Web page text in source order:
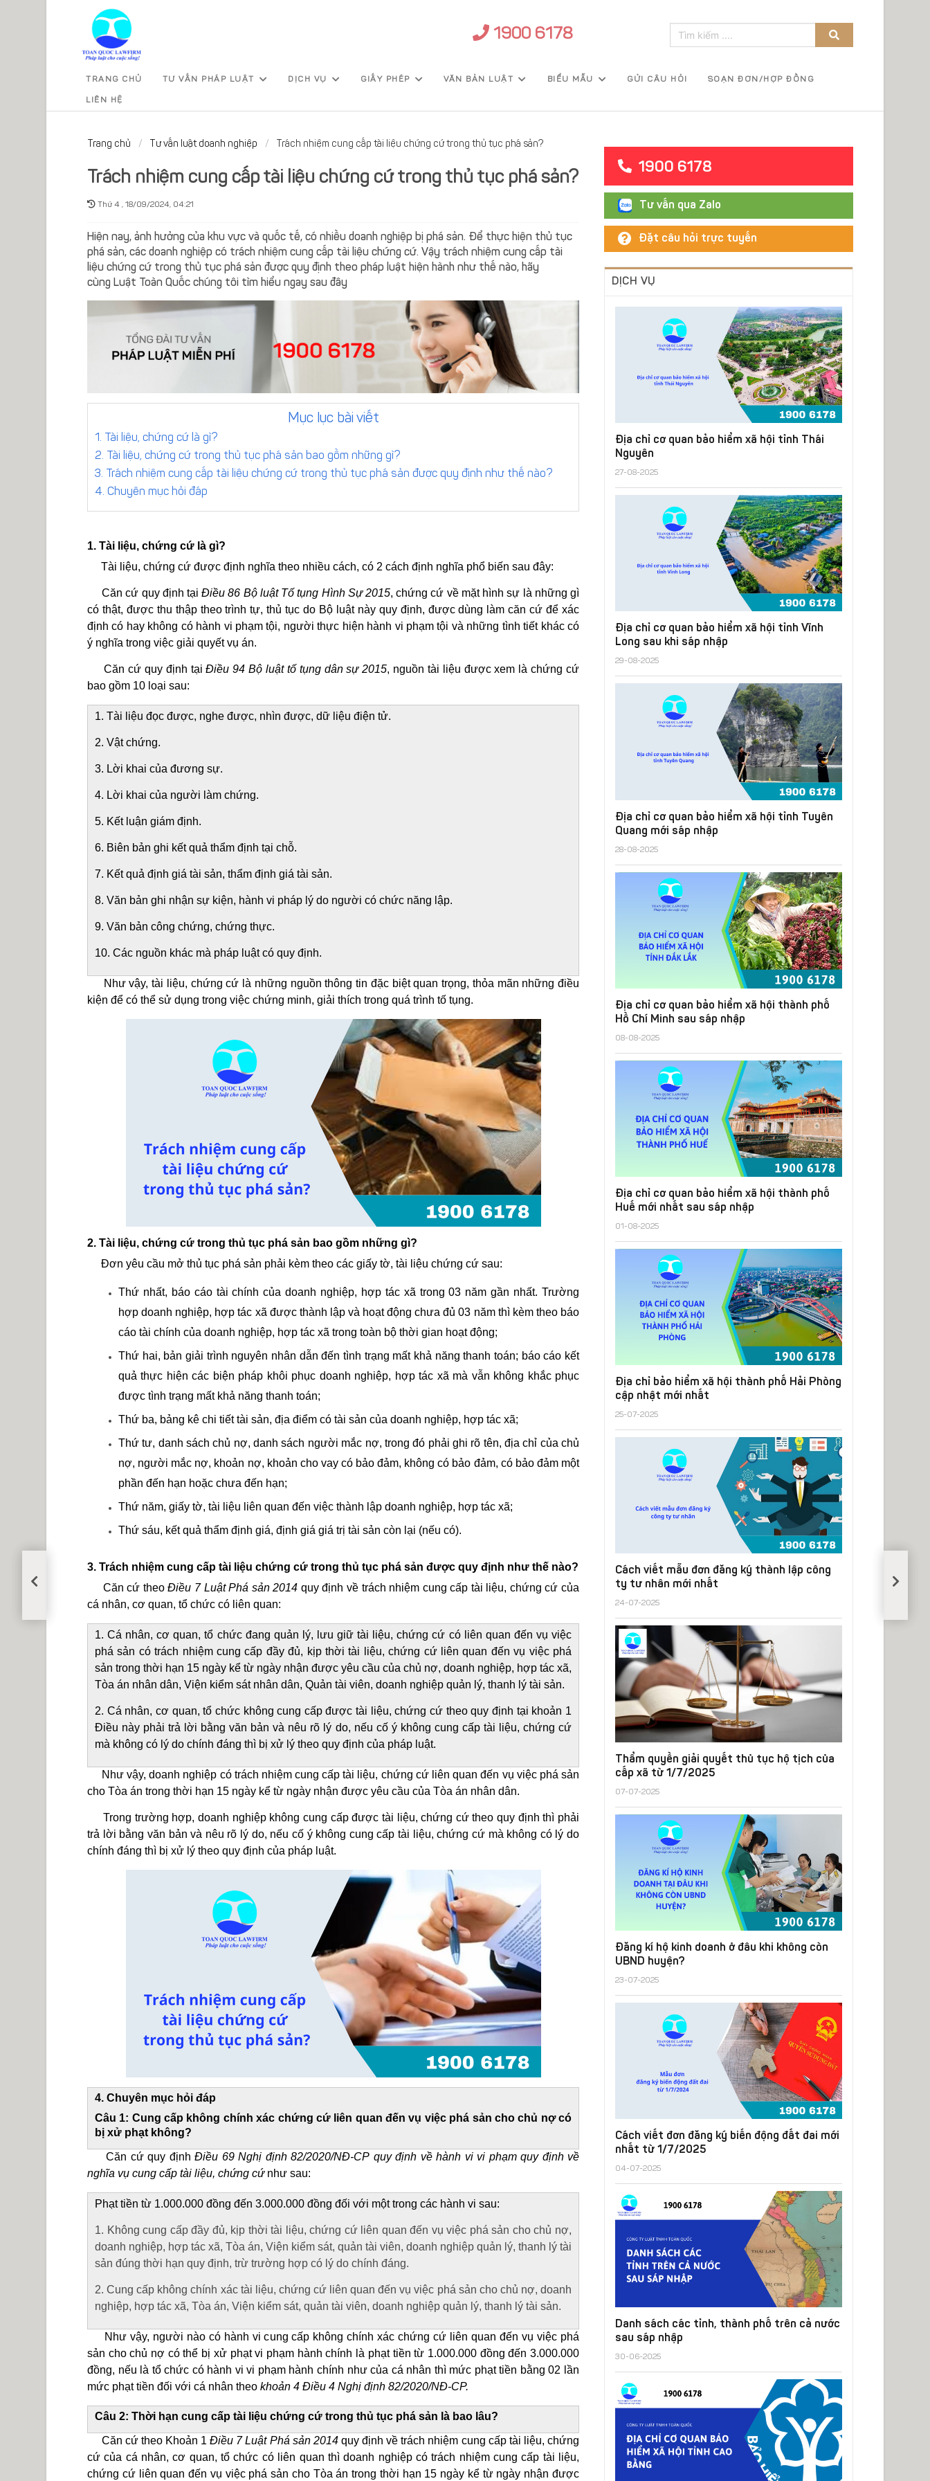
1900 6178
TRANG CHỦ TƯ VẤN PHÁP LUẬT DỊCH VỤ GIẤY PHÉP VĂN BẢN LUẬT BIỂU MẪU GỬI CÂU HỎI SOẠN ĐƠN/HỢP ĐỒNG
LIÊN HỆ
Trang chủ Tư vấn luật doanh nghiệp Trách nhiệm cung cấp tài liệu chứng cứ trong thủ tục phá sản?
Trách nhiệm cung cấp tài liệu chứng cứ trong thủ tục phá sản?
Thứ 4 , 18/09/2024, 04:21
Hiện nay, ảnh hưởng của khu vực và quốc tế, có nhiều doanh nghiệp bị phá sản. Để thực hiện thủ tục
phá sản, các doanh nghiệp có trách nhiệm cung cấp tài liệu chứng cứ. Vậy trách nhiệm cung cấp tài
liệu chứng cứ trong thủ tục phá sản được quy định theo pháp luật hiện hành như thế nào, hãy
cùng Luật Toàn Quốc chúng tôi tìm hiểu ngay sau đây
Mục lục bài viết
1. Tài liệu, chứng cứ là gì?
2. Tài liệu, chứng cứ trong thủ tục phá sản bao gồm những gì?
3. Trách nhiệm cung cấp tài liệu chứng cứ trong thủ tục phá sản được quy định như thế nào?
4. Chuyên mục hỏi đáp
1. Tài liệu, chứng cứ là gì?
Tài liệu, chứng cứ được định nghĩa theo nhiều cách, có 2 cách định nghĩa phổ biến sau đây:
Căn cứ quy định tạiĐiều 86 Bộ luật Tố tụng Hình Sự 2015, chứng cứ về mặt hình sự là những gì
có thật, được thu thập theo trình tự, thủ tục do Bộ luật này quy định, được dùng làm căn cứ để xác
định có hay không có hành vi phạm tội, người thực hiện hành vi phạm tội và những tình tiết khác có
ý nghĩa trong việc giải quyết vụ án.
Căn cứ quy định tại Điều 94 Bộ luật tố tụng dân sự 2015, nguồn tài liệu được xem là chứng cứ
bao gồm 10 loại sau:
1. Tài liệu đọc được, nghe được, nhìn được, dữ liệu điện tử.
2. Vật chứng.
3. Lời khai của đương sự.
4. Lời khai của người làm chứng.
5. Kết luận giám định.
6. Biên bản ghi kết quả thẩm định tại chỗ.
7. Kết quả định giá tài sản, thẩm định giá tài sản.
8. Văn bản ghi nhận sự kiện, hành vi pháp lý do người có chức năng lập.
9. Văn bản công chứng, chứng thực.
10. Các nguồn khác mà pháp luật có quy định.
Như vậy, tài liệu, chứng cứ là những nguồn thông tin đặc biệt quan trọng, thỏa mãn những điều
kiện để có thể sử dụng trong việc chứng minh, giải thích trong quá trình tố tụng.
2. Tài liệu, chứng cứ trong thủ tục phá sản bao gồm những gì?
Đơn yêu cầu mở thủ tục phá sản phải kèm theo các giấy tờ, tài liệu chứng cứ sau:
Thứ nhất, báo cáo tài chính của doanh nghiệp, hợp tác xã trong 03 năm gần nhất. Trường
hợp doanh nghiệp, hợp tác xã được thành lập và hoạt động chưa đủ 03 năm thì kèm theo báo
cáo tài chính của doanh nghiệp, hợp tác xã trong toàn bộ thời gian hoạt động;
Thứ hai, bản giải trình nguyên nhân dẫn đến tình trạng mất khả năng thanh toán; báo cáo kết
quả thực hiện các biện pháp khôi phục doanh nghiệp, hợp tác xã mà vẫn không khắc phục
được tình trạng mất khả năng thanh toán;
Thứ ba, bảng kê chi tiết tài sản, địa điểm có tài sản của doanh nghiệp, hợp tác xã;
Thứ tư, danh sách chủ nợ, danh sách người mắc nợ, trong đó phải ghi rõ tên, địa chỉ của chủ
nợ, người mắc nợ, khoản nợ, khoản cho vay có bảo đảm, không có bảo đảm, có bảo đảm một
phần đến hạn hoặc chưa đến hạn;
Thứ năm, giấy tờ, tài liệu liên quan đến việc thành lập doanh nghiệp, hợp tác xã;
Thứ sáu, kết quả thẩm định giá, định giá giá trị tài sản còn lại (nếu có).
3. Trách nhiệm cung cấp tài liệu chứng cứ trong thủ tục phá sản được quy định như thế nào?
Căn cứ theoĐiều 7 Luật Phá sản 2014 quy định về trách nhiệm cung cấp tài liệu, chứng cứ của
cá nhân, cơ quan, tổ chức có liên quan:
1. Cá nhân, cơ quan, tổ chức đang quản lý, lưu giữ tài liệu, chứng cứ có liên quan đến vụ việc
phá sản có trách nhiệm cung cấp đầy đủ, kịp thời tài liệu, chứng cứ liên quan đến vụ việc phá
sản trong thời hạn 15 ngày kể từ ngày nhận được yêu cầu của chủ nợ, doanh nghiệp, hợp tác xã,
Tòa án nhân dân, Viện kiểm sát nhân dân, Quản tài viên, doanh nghiệp quản lý, thanh lý tài sản.
2. Cá nhân, cơ quan, tổ chức không cung cấp được tài liệu, chứng cứ theo quy định tại khoản 1
Điều này phải trả lời bằng văn bản và nêu rõ lý do, nếu cố ý không cung cấp tài liệu, chứng cứ
mà không có lý do chính đáng thì bị xử lý theo quy định của pháp luật.
Như vậy, doanh nghiệp có trách nhiệm cung cấp tài liệu, chứng cứ liên quan đến vụ việc phá sản
cho Tòa án trong thời hạn 15 ngày kể từ ngày nhận được yêu cầu của Tòa án nhân dân.
Trong trường hợp, doanh nghiệp không cung cấp được tài liệu, chứng cứ theo quy định thì phải
trả lời bằng văn bản và nêu rõ lý do, nếu cố ý không cung cấp tài liệu, chứng cứ mà không có lý do
chính đáng thì bị xử lý theo quy định của pháp luật.
4. Chuyên mục hỏi đáp
Câu 1: Cung cấp không chính xác chứng cứ liên quan đến vụ việc phá sản cho chủ nợ có
bị xử phạt không?
Căn cứ quy địnhĐiều 69 Nghị định 82/2020/NĐ-CP quy định về hành vi vi phạm quy định về
nghĩa vụ cung cấp tài liệu, chứng cứnhư sau:
Phạt tiền từ 1.000.000 đồng đến 3.000.000 đồng đối với một trong các hành vi sau:
1. Không cung cấp đầy đủ, kịp thời tài liệu, chứng cứ liên quan đến vụ việc phá sản cho chủ nợ,
doanh nghiệp, hợp tác xã, Tòa án, Viện kiểm sát, quản tài viên, doanh nghiệp quản lý, thanh lý tài
sản đúng thời hạn quy định, trừ trường hợp có lý do chính đáng.
2. Cung cấp không chính xác tài liệu, chứng cứ liên quan đến vụ việc phá sản cho chủ nợ, doanh
nghiệp, hợp tác xã, Tòa án, Viện kiểm sát, quản tài viên, doanh nghiệp quản lý, thanh lý tài sản.
Như vậy, người nào có hành vi cung cấp không chính xác chứng cứ liên quan đến vụ việc phá
sản cho chủ nợ có thể bị xử phạt vi phạm hành chính là phạt tiền từ 1.000.000 đồng đến 3.000.000
đồng, nếu là tổ chức có hành vi vi phạm hành chính như của cá nhân thì mức phạt tiền bằng 02 lần
mức phạt tiền đối với cá nhân theo khoản 4 Điều 4 Nghị định 82/2020/NĐ-CP.
Câu 2: Thời hạn cung cấp tài liệu chứng cứ trong thủ tục phá sản là bao lâu?
Căn cứ theo Khoản 1Điều 7 Luật Phá sản 2014 quy định về trách nhiệm cung cấp tài liệu, chứng
cứ của cá nhân, cơ quan, tổ chức có liên quan thì doanh nghiệp có trách nhiệm cung cấp tài liệu,
chứng cứ liên quan đến vụ việc phá sản cho Tòa án trong thời hạn 15 ngày kể từ ngày nhận được
1900 6178
Tư vấn qua Zalo
Đặt câu hỏi trực tuyến
DỊCH VỤ
Địa chỉ cơ quan bảo hiểm xã hội tỉnh Thái
Nguyên
27-08-2025
Địa chỉ cơ quan bảo hiểm xã hội tỉnh Vĩnh
Long sau khi sáp nhập
29-08-2025
Địa chỉ cơ quan bảo hiểm xã hội tỉnh Tuyên
Quang mới sáp nhập
28-08-2025
Địa chỉ cơ quan bảo hiểm xã hội thành phố
Hồ Chí Minh sau sáp nhập
08-08-2025
Địa chỉ cơ quan bảo hiểm xã hội thành phố
Huế mới nhất sau sáp nhập
01-08-2025
Địa chỉ bảo hiểm xã hội thành phố Hải Phòng
cập nhật mới nhất
25-07-2025
Cách viết mẫu đơn đăng ký thành lập công
ty tư nhân mới nhất
24-07-2025
Thẩm quyền giải quyết thủ tục hộ tịch của
cấp xã từ 1/7/2025
07-07-2025
Đăng kí hộ kinh doanh ở đâu khi không còn
UBND huyện?
23-07-2025
Cách viết đơn đăng ký biến động đất đai mới
nhất từ 1/7/2025
04-07-2025
Danh sách các tỉnh, thành phố trên cả nước
sau sáp nhập
30-06-2025
hợp